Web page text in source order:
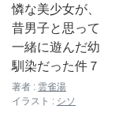
憐な美少女が、
昔男子と思って
一緒に遊んだ幼
馴染だった件７
著者 : 雲雀湯
イラスト : シソ